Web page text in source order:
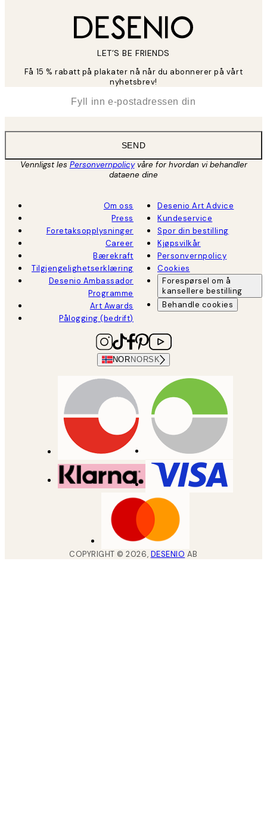
LET’S BE FRIENDS
Få 15 % rabatt på plakater nå når du abonnerer på vårt
nyhetsbrev!
SEND
Vennligst les Personvernpolicyvåre for hvordan vi behandler
dataene dine
Om oss
Press
Foretaksopplysninger
Career
Bærekraft
Tilgjengelighetserklæring
Desenio Ambassador
Programme
Art Awards
Pålogging (bedrift)
Desenio Art Advice
Kundeservice
Spor din bestilling
Kjøpsvilkår
Personvernpolicy
Cookies
Forespørsel om å
kansellere bestilling
Behandle cookies
NOR NORSK
COPYRIGHT ©2026, DESENIO AB